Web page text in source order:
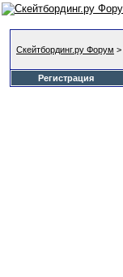
Скейтбординг.ру Форум >
Регистрация